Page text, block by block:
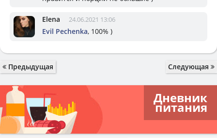
Elena 24.06.2021 13:06
Evil Pechenka, 100% )
Предыдущая Следующая
Дневник
питания